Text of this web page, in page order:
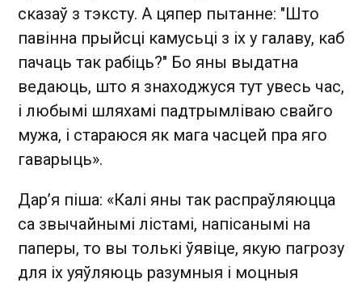
сказаў з тэксту. А цяпер пытанне: "Што
павінна прыйсці камусьці з іх у галаву, каб
пачаць так рабіць?" Бо яны выдатна
ведаюць, што я знаходжуся тут увесь час,
і любымі шляхамі падтрымліваю свайго
мужа, і стараюся як мага часцей пра яго
гаварыць».
Дар’я піша: «Калі яны так распраўляюцца
са звычайнымі лістамі, напісанымі на
паперы, то вы толькі ўявіце, якую пагрозу
для іх уяўляюць разумныя і моцныя